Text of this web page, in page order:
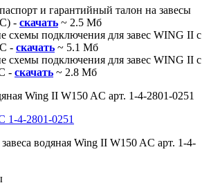
и гарантийный талон на завесы
- скачать ~ 2.5 Мб
схемы подключения для завес WING II с
- скачать ~ 5.1 Мб
схемы подключения для завес WING II с
- скачать ~ 2.8 Мб
Wing II W150 AC арт. 1-4-2801-0251
1-4-2801-0251
водяная Wing II W150 AC арт. 1-4-